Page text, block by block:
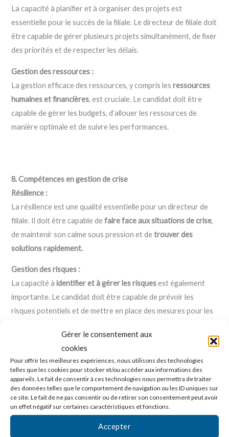
Gérer le consentement aux
cookies
Pour offrir les meilleures expériences, nous utilisons des technologies
telles que les cookies pour stocker et/ou accéder aux informations des
appareils. Le fait de consentir à ces technologies nous permettra de traiter
des données telles que le comportement de navigation ou les ID uniques sur
ce site. Le fait de ne pas consentir ou de retirer son consentement peut avoir
un effet négatif sur certaines caractéristiques et fonctions.
Accepter
La capacité à planifier et à organiser des projets est
essentielle pour le succès de la filiale. Le directeur de filiale doit
être capable de gérer plusieurs projets simultanément, de fixer
des priorités et de respecter les délais.
Gestion des ressources :
La gestion efficace des ressources, y compris les ressources
humaines et financières, est cruciale. Le candidat doit être
capable de gérer les budgets, d’allouer les ressources de
manière optimale et de suivre les performances.
8. Compétences en gestion de crise
Résilience :
La résilience est une qualité essentielle pour un directeur de
filiale. Il doit être capable defaire face aux situations de crise,
de maintenir son calme sous pression et detrouver des
solutions rapidement.
Gestion des risques :
La capacité à identifier et à gérer les risquesest également
importante. Le candidat doit être capable de prévoir les
risques potentiels et de mettre en place des mesures pour les
9. Orientation vers les résultats
Objectifs et performance :
Le directeur de filiale doit être orienté vers les résultats et
capable de fixer des objectifs clairs et mesurables. Il doit être
capable de suivre les performances, d’identifier les écarts et